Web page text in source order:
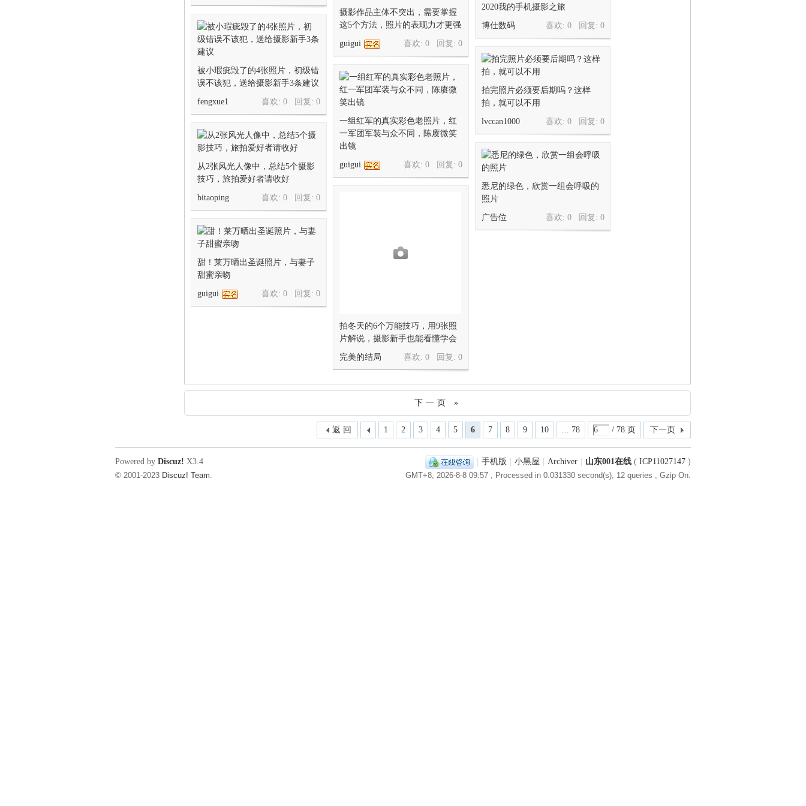
2020我的手机摄影之旅
喜欢: 0 回复: 0
博仕数码
摄影作品主体不突出，需要掌握
这5个方法，照片的表现力才更强
喜欢: 0 回复: 0
guigui
被小瑕疵毁了的4张照片，初级错
误不该犯，送给摄影新手3条建议
喜欢: 0 回复: 0
fengxue1
拍完照片必须要后期吗？这样
拍，就可以不用
喜欢: 0 回复: 0
lvccan1000
一组红军的真实彩色老照片，红
一军团军装与众不同，陈赓微笑
出镜
喜欢: 0 回复: 0
guigui
从2张风光人像中，总结5个摄影
技巧，旅拍爱好者请收好
喜欢: 0 回复: 0
bitaoping
悉尼的绿色，欣赏一组会呼吸的
照片
喜欢: 0 回复: 0
广告位
拍冬天的6个万能技巧，用9张照
片解说，摄影新手也能看懂学会
喜欢: 0 回复: 0
完美的结局
甜！莱万晒出圣诞照片，与妻子
甜蜜亲吻
喜欢: 0 回复: 0
guigui
下一页 »
1 2 3 4 5 6 7 8 9 10 ... 78 / 78 页 下一页
返 回
手机版 小黑屋 Archiver 山东001在线 ( ICP11027147 )
GMT+8, 2026-8-8 09:57 , Processed in 0.031330 second(s), 12 queries , Gzip On.
Powered by Discuz! X3.4
© 2001-2023 Discuz! Team.